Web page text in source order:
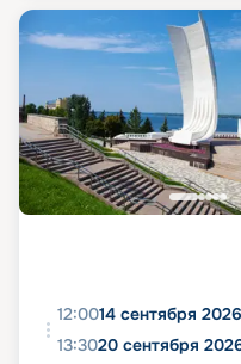
12:0014 сентября 2026
13:3020 сентября